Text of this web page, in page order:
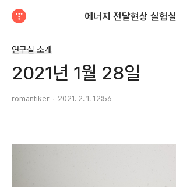
에너지 전달현상 실험실
연구실 소개
2021년 1월 28일
romantiker 2021. 2. 1. 12:56